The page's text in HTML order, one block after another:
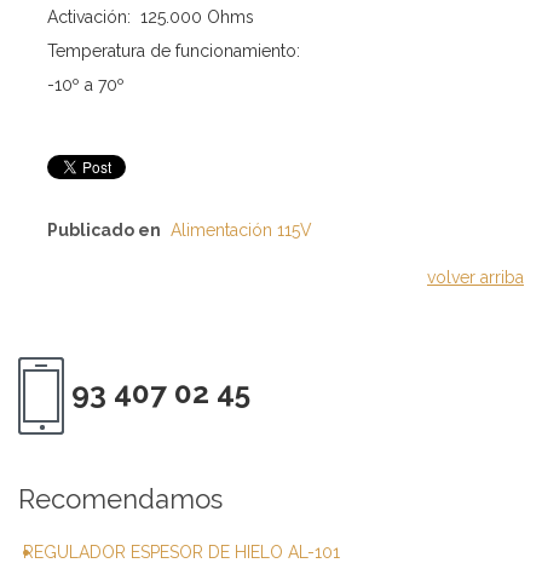
Activación: 125.000 Ohms
Temperatura de funcionamiento:
-10º a 70º
Publicado en Alimentación 115V
volver arriba
93 407 02 45
Recomendamos
REGULADOR ESPESOR DE HIELO AL-101